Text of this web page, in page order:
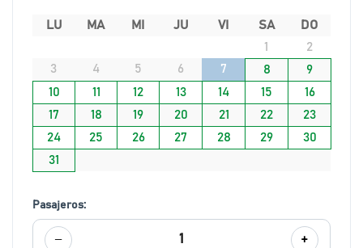
LU MA MI JU VI SA
DO
1
2
3
4 5 6 7 8
9
10
11 12 13 14 15
16
17
18 19 20 21 22
23
24
25 26 27 28 29
30
31
Pasajeros:
− 1 +